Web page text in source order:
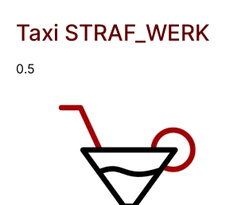
Taxi STRAF_WERK